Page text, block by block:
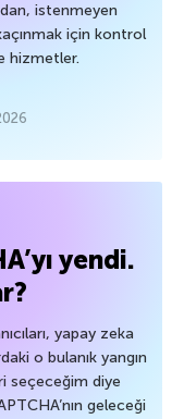
istenmeyen
için kontrol
hizmetler.
yendi.
yapay zeka
o bulanık yangın
seçeceğim diye
geleceği